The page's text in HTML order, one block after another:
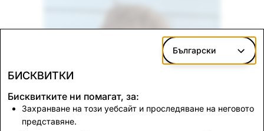
Български
БИСКВИТКИ
Бисквитките ни помагат, за:
Захранване на този уебсайт и проследяване на неговото
представяне.